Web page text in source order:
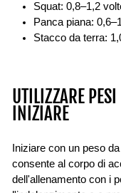
Squat: 0,8–1,2
Panca piana:
Stacco da terra:
UTILIZZARE
INIZIARE
Iniziare con un peso
consente al corpo di
dell'allenamento con i